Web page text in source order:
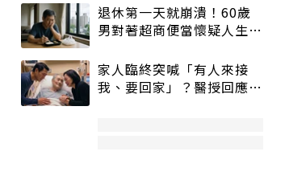
退休第一天就崩潰！60歲
男對著超商便當懷疑人生
家人臨終突喊「有人來接
我、要回家」？醫授回應方